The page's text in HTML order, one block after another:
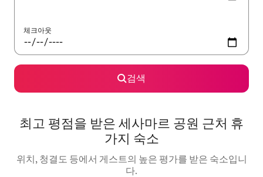
체크아웃
검색
최고 평점을 받은 세사마르 공원 근처 휴
가지 숙소
위치, 청결도 등에서 게스트의 높은 평가를 받은 숙소입니
다.